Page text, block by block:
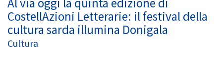
CostellAzioni Letterarie: il festival della
cultura sarda illumina Donigala
Cultura